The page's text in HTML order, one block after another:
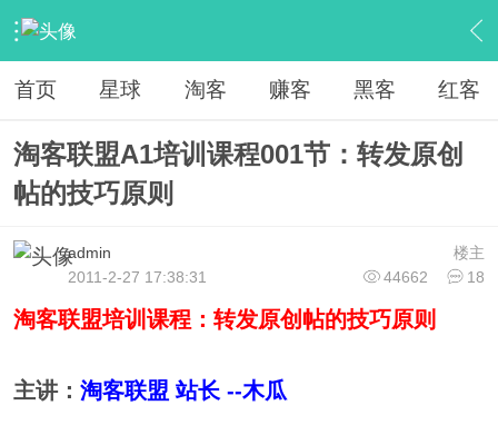
› 淘客联盟の新手区 › 原创投稿 › 内容
首页 星球 淘客 赚客 黑客 红客
淘客联盟A1培训课程001节：转发原创
帖的技巧原则
楼主
admin
44662
18
2011-2-27 17:38:31
淘客联盟培训课程：转发原创帖的技巧原则
主讲： 淘客联盟 站长 --木瓜